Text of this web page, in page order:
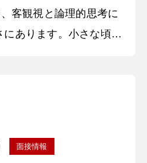
ような
にあります。小さな頃か
んだりすることができ
学後より、知人から人
についての悩みについ
くなり、ただ相手の感
面接情報